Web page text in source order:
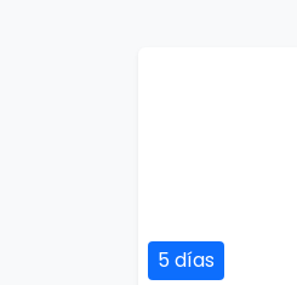
5 días